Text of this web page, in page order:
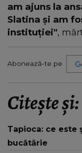
am ajuns la
Slatina și am
instituției",
Abonează-te pe
Citește și:
Tapioca: ce este
bucătărie